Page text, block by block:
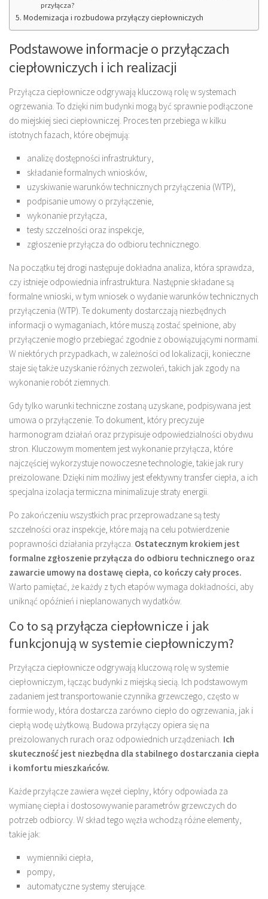
przyłącza?
Modernizacja i rozbudowa przyłączy ciepłowniczych
Podstawowe informacje o przyłączach
ciepłowniczych i ich realizacji
Przyłącza ciepłownicze odgrywają kluczową rolę w systemach
ogrzewania. To dzięki nim budynki mogą być sprawnie podłączone
do miejskiej sieci ciepłowniczej. Proces ten przebiega w kilku
istotnych fazach, które obejmują:
analizę dostępności infrastruktury,
składanie formalnych wniosków,
uzyskiwanie warunków technicznych przyłączenia (WTP),
podpisanie umowy o przyłączenie,
wykonanie przyłącza,
testy szczelności oraz inspekcje,
zgłoszenie przyłącza do odbioru technicznego.
Na początku tej drogi następuje dokładna analiza, która sprawdza,
czy istnieje odpowiednia infrastruktura. Następnie składane są
formalne wnioski, w tym wniosek o wydanie warunków technicznych
przyłączenia (WTP). Te dokumenty dostarczają niezbędnych
informacji o wymaganiach, które muszą zostać spełnione, aby
przyłączenie mogło przebiegać zgodnie z obowiązującymi normami.
W niektórych przypadkach, w zależności od lokalizacji, konieczne
staje się także uzyskanie różnych zezwoleń, takich jak zgody na
wykonanie robót ziemnych.
Gdy tylko warunki techniczne zostaną uzyskane, podpisywana jest
umowa o przyłączenie. To dokument, który precyzuje
harmonogram działań oraz przypisuje odpowiedzialności obydwu
stron. Kluczowym momentem jest wykonanie przyłącza, które
najczęściej wykorzystuje nowoczesne technologie, takie jak rury
preizolowane. Dzięki nim możliwy jest efektywny transfer ciepła, a ich
specjalna izolacja termiczna minimalizuje straty energii.
Po zakończeniu wszystkich prac przeprowadzane są testy
szczelności oraz inspekcje, które mają na celu potwierdzenie
poprawności działania przyłącza. Ostatecznym krokiem jest
formalne zgłoszenie przyłącza do odbioru technicznego oraz
zawarcie umowy na dostawę ciepła, co kończy cały proces.
Warto pamiętać, że każdy z tych etapów wymaga dokładności, aby
uniknąć opóźnień i nieplanowanych wydatków.
Co to są przyłącza ciepłownicze i jak
funkcjonują w systemie ciepłowniczym?
Przyłącza ciepłownicze odgrywają kluczową rolę w systemie
ciepłowniczym, łącząc budynki z miejską siecią. Ich podstawowym
zadaniem jest transportowanie czynnika grzewczego, często w
formie wody, która dostarcza zarówno ciepło do ogrzewania, jak i
ciepłą wodę użytkową. Budowa przyłączy opiera się na
preizolowanych rurach oraz odpowiednich urządzeniach. Ich
skuteczność jest niezbędna dla stabilnego dostarczania ciepła
i komfortu mieszkańców.
Każde przyłącze zawiera węzeł cieplny, który odpowiada za
wymianę ciepła i dostosowywanie parametrów grzewczych do
potrzeb odbiorcy. W skład tego węzła wchodzą różne elementy,
takie jak:
wymienniki ciepła,
pompy,
automatyczne systemy sterujące.